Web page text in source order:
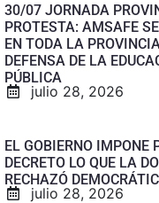
30/07 JORNADA
PROTESTA: AMSAFE
EN TODA LA
DEFENSA DE LA
PÚBLICA
julio 28, 2026
EL GOBIERNO IMPONE
DECRETO LO QUE LA
RECHAZÓ
julio 28, 2026